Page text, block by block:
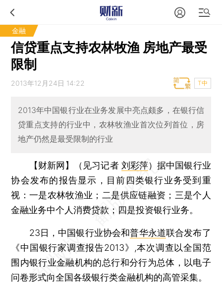
金融
信贷重点支持农林牧渔 房地产最受
限制
2013年12月24日 14:22 T中
2013年中国银行业在业务发展中亮点颇多，在银行信
贷重点支持的行业中，农林牧渔业首次位列首位，房
地产仍然是最受限制的行业
【财新网】（见习记者 刘彩萍）据中国银行业
协会发布的报告显示，目前四类银行业务受到重
视：一是农林牧渔业；二是供应链融资；三是个人
金融业务中个人消费贷款；四是投资银行业务。
23日，中国银行业协会和普华永道联合发布了
《中国银行家调查报告2013》,本次调查以全国范
围内银行业金融机构的总行和分行为总体，以电子
问卷形式向全国各级银行类金融机构的高管采集。